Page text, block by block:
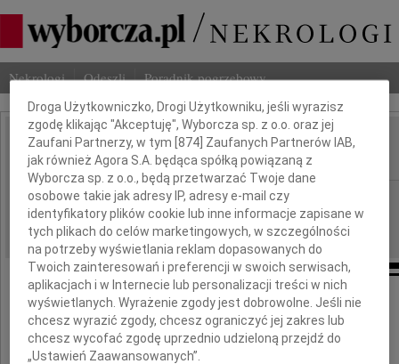
Nekrologi Odeszli Poradnik pogrzebowy
IMIĘ I NAZWISKO: Jacek Gąsiorowski
REGION: Warszawa
DATA EMISJI: 05.08.2009
Z głębokim smutkiem i żalem
przyjęliśmy wiadomość,
Dbamy o Twoją prywatność
Droga Użytkowniczko, Drogi Użytkowniku, jeśli wyrazisz
zgodę klikając "Akceptuję", Wyborcza sp. z o.o. oraz jej
Zaufani Partnerzy, w tym [874 ] Zaufanych Partnerów IAB,
jak również Agora S.A. będąca spółką powiązaną z
Wyborcza sp. z o.o., będą przetwarzać Twoje dane
osobowe takie jak adresy IP, adresy e-mail czy
identyfikatory plików cookie lub inne informacje zapisane w
tych plikach do celów marketingowych, w szczególności
na potrzeby wyświetlania reklam dopasowanych do
Twoich zainteresowań i preferencji w swoich serwisach,
aplikacjach i w Internecie lub personalizacji treści w nich
wyświetlanych. Wyrażenie zgody jest dobrowolne. Jeśli nie
chcesz wyrazić zgody, chcesz ograniczyć jej zakres lub
chcesz wycofać zgodę uprzednio udzieloną przejdź do
„Ustawień Zaawansowanych”.